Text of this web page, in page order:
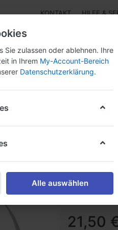
KONTAKT HILFE &
Klebebänder Papier-
Systeme - Versaflo
3M™
Maskenkörper
Filteraufnahme
21,50
Sie zulassen oder ablehnen. Ihre
in Ihrem My-Account-Bereich
Datenschutzerklärung.
Alle auswählen